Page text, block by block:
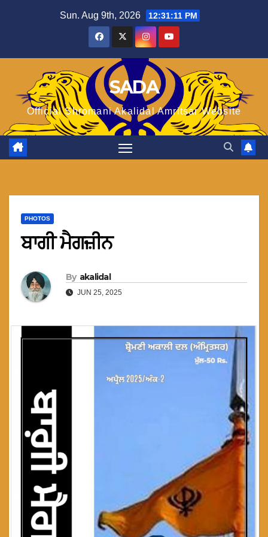
Sun. Aug 9th, 2026 12:31:12 PM
SADA
Official Shromani Akalidal Amritsar Website
PHOTOS
ਬਾਗੀ ਮੈਗਜ਼ੀਨ
By akalidal
JUN 25, 2025